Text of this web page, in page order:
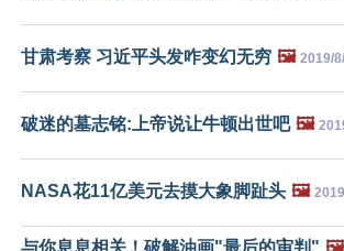
甘肃考察 习近平头发咋变幻无穷 🖼️ 2019/
破迷的墓志铭:上帝说让牛顿出世吧 🖼️
NASA花11亿美元去摸大象脚趾头 🖼️
与你息息相关！破解油画"最后的审判" 🖼️